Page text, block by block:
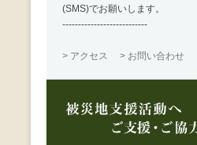
(SMS)でお願いします。
---------------------------
> アクセス > お問い合わせ